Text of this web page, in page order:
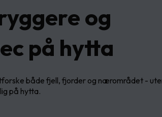
og
på hytta
både fjell, fjorder og nærområdet -
på hytta.